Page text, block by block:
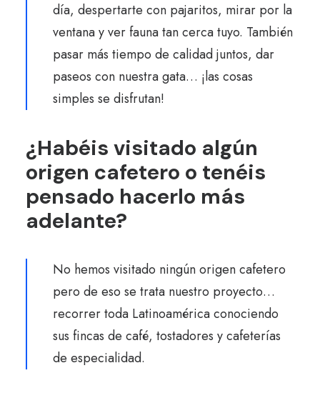
día, despertarte con pajaritos, mirar por la
ventana y ver fauna tan cerca tuyo. También
pasar más tiempo de calidad juntos, dar
paseos con nuestra gata… ¡las cosas
simples se disfrutan!
¿Habéis visitado algún
origen cafetero o tenéis
pensado hacerlo más
adelante?
No hemos visitado ningún origen cafetero
pero de eso se trata nuestro proyecto…
recorrer toda Latinoamérica conociendo
sus fincas de café, tostadores y cafeterías
de especialidad.